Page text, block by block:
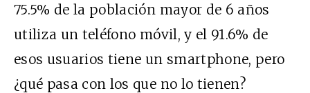
75.5% de la población mayor de 6 años
utiliza un teléfono móvil, y el 91.6% de
esos usuarios tiene un smartphone, pero
¿qué pasa con los que no lo tienen?